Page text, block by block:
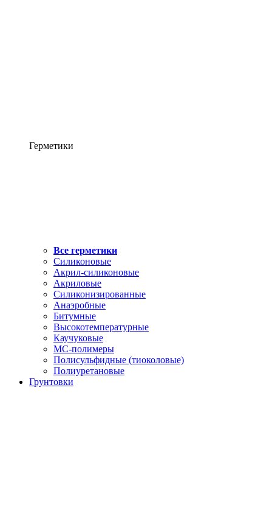
Герметики
Все герметики
Силиконовые
Акрил-силиконовые
Акриловые
Силиконизированные
Анаэробные
Битумные
Высокотемпературные
Каучуковые
МС-полимеры
Полисульфидные (тиоколовые)
Полиуретановые
Грунтовки